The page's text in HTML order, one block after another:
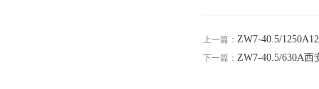
上一篇： ZW7-40.5/
下一篇： ZW7-40.5/630A